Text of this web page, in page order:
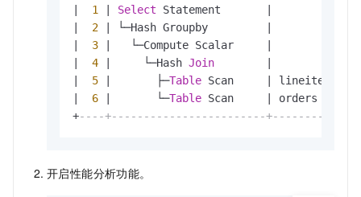
1 Select Statement
2 └─Hash Groupby
3
   └─Compute Scalar
4
     └─Hash
Join
5
       ├─
Table Scan lineitem
6
       └─
Table Scan orders
+----+------------------------+----------
开启性能分析功能。